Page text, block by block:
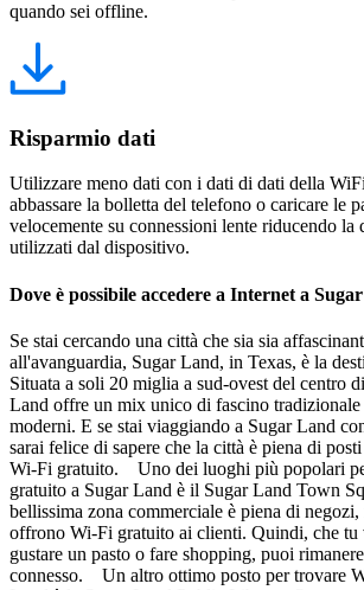
quando sei offline.
Risparmio dati
Utilizzare meno dati con i dati di dati della
abbassare la bolletta del telefono o caricare le
velocemente su connessioni lente riducendo la
utilizzati dal dispositivo.
Dove è possibile accedere a Internet a
Se stai cercando una città che sia sia
all'avanguardia, Sugar Land, in Texas, è la
Situata a soli 20 miglia a sud-ovest del centro
Land offre un mix unico di fascino tradizionale
moderni. E se stai viaggiando a Sugar Land
sarai felice di sapere che la città è piena di
Wi-Fi gratuito. Uno dei luoghi più popolari
gratuito a Sugar Land è il Sugar Land Town
bellissima zona commerciale è piena di
offrono Wi-Fi gratuito ai clienti. Quindi, che tu
gustare un pasto o fare shopping, puoi
connesso. Un altro ottimo posto per trovare